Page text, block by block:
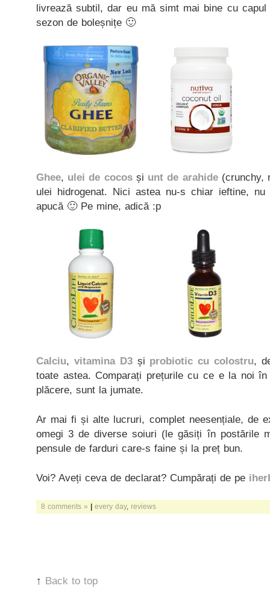
livrează subtil, dar eu mă simt mai bine cu
sezon de boleșnițe 🙂
Ghee, ulei de cocosși unt de arahide(crunchy,
ulei hidrogenat. Nici astea nu-s chiar ieftine,
apucă 🙂 Pe mine, adică :p
Calciu, vitamina D3și probiotic cu colostru,
toate astea. Comparați prețurile cu ce e la noi
plăcere, sunt la jumate.
Ar mai fi și alte lucruri, complet neesențiale, de
omegi 3 de diverse soiuri (le găsiți în postările
pensule de farduri care-s faine și la preț bun.
Voi? Aveți ceva de declarat? Cumpărați de pe
8 comments » | every day, reviews
↑ Back to top